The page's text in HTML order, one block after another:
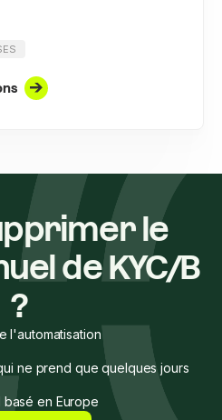
le
de KYC/B
?
l'automatisation
ne prend que quelques jours
basé en Europe